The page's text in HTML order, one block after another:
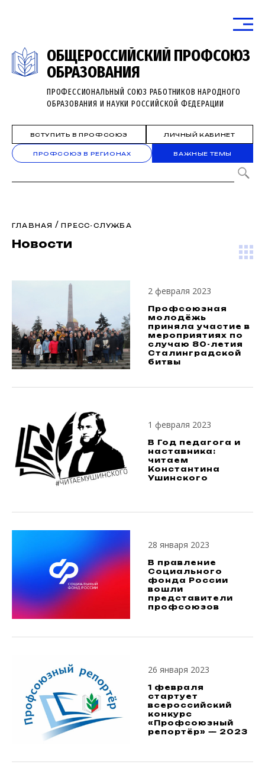
ОБЩЕРОССИЙСКИЙ ПРОФСОЮЗ
ОБРАЗОВАНИЯ
ПРОФЕССИОНАЛЬНЫЙ СОЮЗ РАБОТНИКОВ НАРОДНОГО
ОБРАЗОВАНИЯ И НАУКИ РОССИЙСКОЙ ФЕДЕРАЦИИ
ВСТУПИТЬ В ПРОФСОЮЗ ЛИЧНЫЙ КАБИНЕТ
ПРОФСОЮЗ В РЕГИОНАХ ВАЖНЫЕ ТЕМЫ
ГЛАВНАЯ /ПРЕСС-СЛУЖБА
Новости
2 февраля 2023
Профсоюзная
молодёжь
приняла участие в
мероприятиях по
случаю 80-летия
Сталинградской
битвы
1 февраля 2023
В Год педагога и
наставника:
читаем
Константина
Ушинского
28 января 2023
В правление
Социального
фонда России
вошли
представители
профсоюзов
26 января 2023
1 февраля
стартует
всероссийский
конкурс
«Профсоюзный
репортёр» — 2023